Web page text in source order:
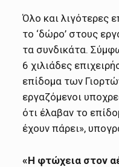
Όλο και λιγότερες
το ‘δώρο’ στους
τα συνδικάτα.
6 χιλιάδες
επίδομα των
εργαζόμενοι
ότι έλαβαν το
έχουν πάρει»,
«Η φτώχεια στον